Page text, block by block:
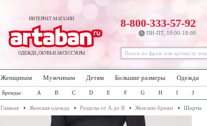
ИНТЕРНЕТ-МАГАЗИН
ОДЕЖДА, ОБУВЬ И АКСЕССУАРЫ
8-800-333-57-92
ПН-ПТ, 10:00-18:00
Женщинам Мужчинам Детям Большие размеры Одежда
Бренды: A B C D E F G H I J
Главная Женская одежда Разделы от А до Я Женские брюки Шорты